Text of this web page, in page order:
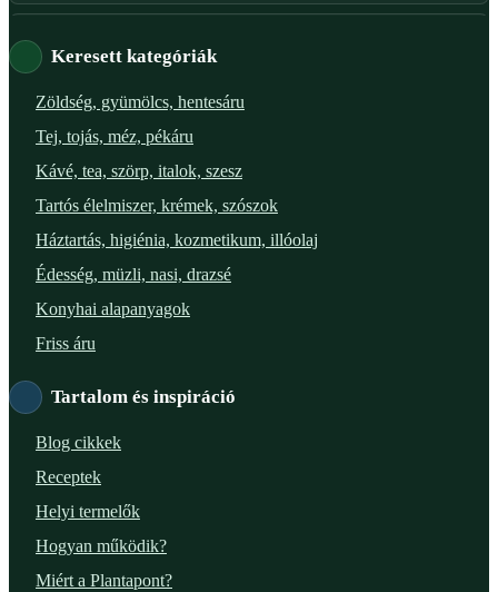
XI. ker. – Lemérem
XVIII. ker. – Eni Mag-ház
Keresett kategóriák
Zöldség, gyümölcs, hentesáru
Tej, tojás, méz, pékáru
Kávé, tea, szörp, italok, szesz
Tartós élelmiszer, krémek, szószok
Háztartás, higiénia, kozmetikum, illóolaj
Édesség, müzli, nasi, drazsé
Konyhai alapanyagok
Friss áru
Tartalom és inspiráció
Blog cikkek
Receptek
Helyi termelők
Hogyan működik?
Miért a Plantapont?